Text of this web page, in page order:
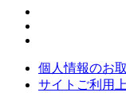
個人情報のお
サイトご利用